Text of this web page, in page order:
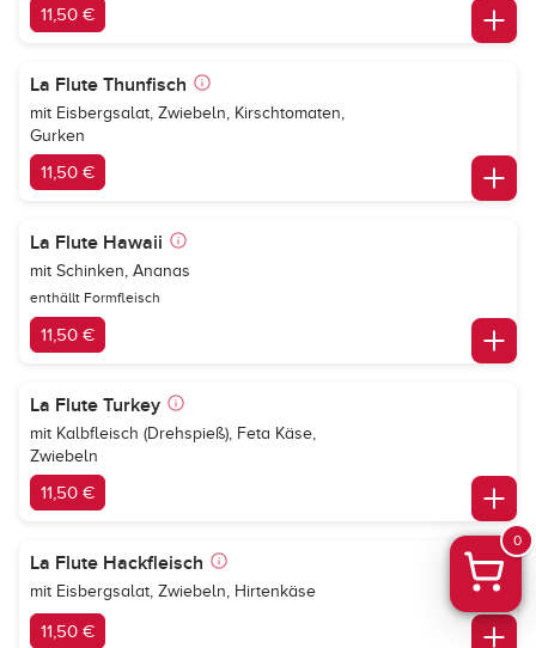
11,50 €
La Flute Thunfisch
mit Eisbergsalat, Zwiebeln, Kirschtomaten,
Gurken
11,50 €
La Flute Hawaii
mit Schinken, Ananas
enthällt Formfleisch
11,50 €
La Flute Turkey
mit Kalbfleisch (Drehspieß), Feta Käse,
Zwiebeln
11,50 €
La Flute Hackfleisch
mit Eisbergsalat, Zwiebeln, Hirtenkäse
11,50 €
0